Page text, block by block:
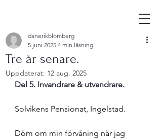
Tre år senare.
danerikblomberg
5 juni 2025 4 min läsning
Uppdaterat: 12 aug. 2025
Del 5. Invandrare & utvandrare.
Solvikens Pensionat, Ingelstad.
Döm om min förvåning när jag